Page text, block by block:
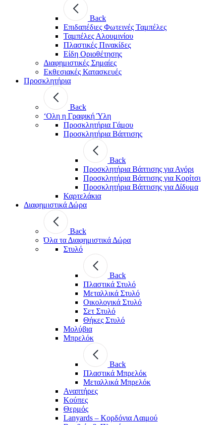
Back
Επιδαπέδιες Φωτεινές Ταμπέλες
Ταμπέλες Αλουμινίου
Πλαστικές Πινακίδες
Είδη Οριοθέτησης
Διαφημιστικές Σημαίες
Εκθεσιακές Κατασκευές
Προσκλητήρια
Back
‘Ολη η Γραφική Ύλη
Προσκλητήρια Γάμου
Προσκλητήρια Βάπτισης
Back
Προσκλητήρια Βάπτισης για Αγόρι
Προσκλητήρια Βάπτισης για Κορίτσι
Προσκλητήρια Βάπτισης για Δίδυμα
Καρτελάκια
Διαφημιστικά Δώρα
Back
Όλα τα Διαφημιστικά Δώρα
Στυλό
Back
Πλαστικά Στυλό
Μεταλλικά Στυλό
Οικολογικά Στυλό
Σετ Στυλό
Θήκες Στυλό
Μολύβια
Μπρελόκ
Back
Πλαστικά Μπρελόκ
Μεταλλικά Μπρελόκ
Αναπτήρες
Κούπες
Θερμός
Lanyards – Kορδόνια Λαιμού